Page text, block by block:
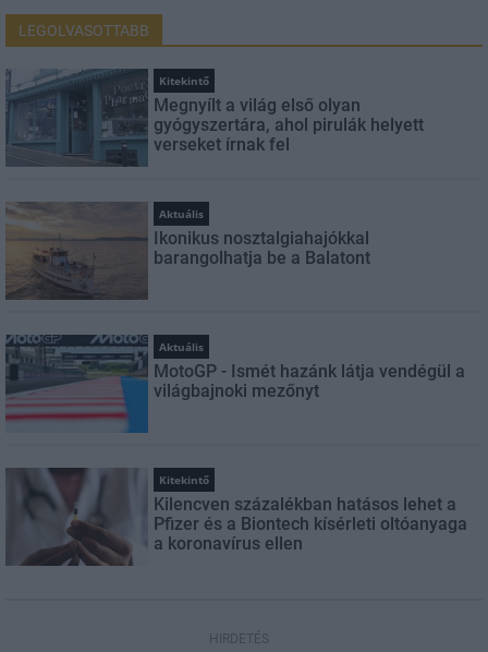
LEGOLVASOTTABB
Kitekintő
Megnyílt a világ első olyan
gyógyszertára, ahol pirulák helyett
verseket írnak fel
Aktuális
Ikonikus nosztalgiahajókkal
barangolhatja be a Balatont
Aktuális
MotoGP - Ismét hazánk látja vendégül a
világbajnoki mezőnyt
Kitekintő
Kilencven százalékban hatásos lehet a
Pfizer és a Biontech kísérleti oltóanyaga
a koronavírus ellen
HIRDETÉS